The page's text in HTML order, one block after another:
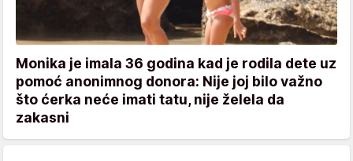
Monika je imala 36 godina kad je rodila dete uz
pomoć anonimnog donora: Nije joj bilo važno
što ćerka neće imati tatu, nije želela da
zakasni